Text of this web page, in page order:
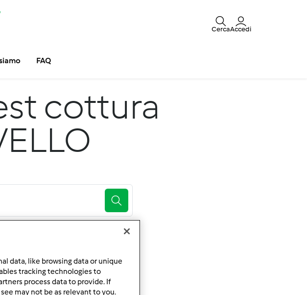
CercaAccedi
FAQ
cottura
data, like browsing data or unique
tracking technologies to
process data to provide. If
may not be as relevant to you.